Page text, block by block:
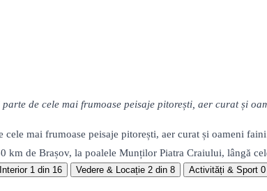
de cele mai frumoase peisaje pitorești, aer curat și
mai frumoase peisaje pitorești, aer curat și oameni
km de Brașov, la poalele Munților Piatra Craiului, lângă
1 din 16 Vedere & Locație 2 din 8 Activități & Sport